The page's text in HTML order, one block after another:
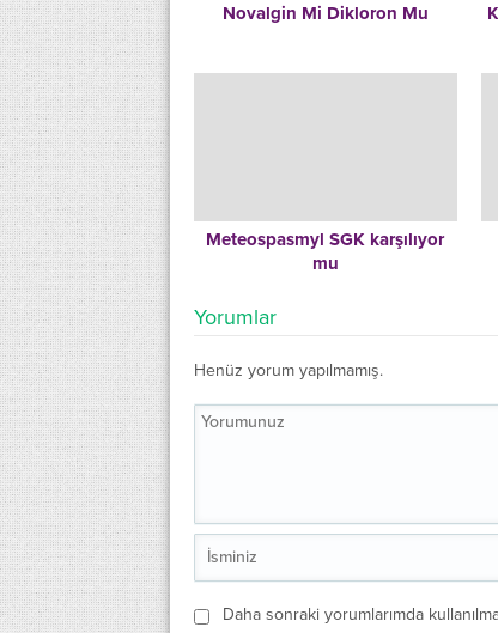
Novalgin Mi Dikloron Mu
Meteospasmyl SGK karşılıyor
mu
Yorumlar
Henüz yorum yapılmamış.
Daha sonraki yorumlarımda